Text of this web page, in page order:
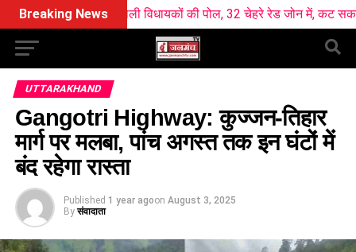
Breaking News
ने खोली विधायकों की पोल, 32 चेहरे रेड जोन में, कट सकता है कई का
UTTARAKHAND
Gangotri Highway: कुज्जन-तिहार
मार्ग पर मलबा, पांच अगस्त तक इन घंटों में
बंद रहेगा रास्ता
Published 1 year agoon August 3, 2025
By संवादाता